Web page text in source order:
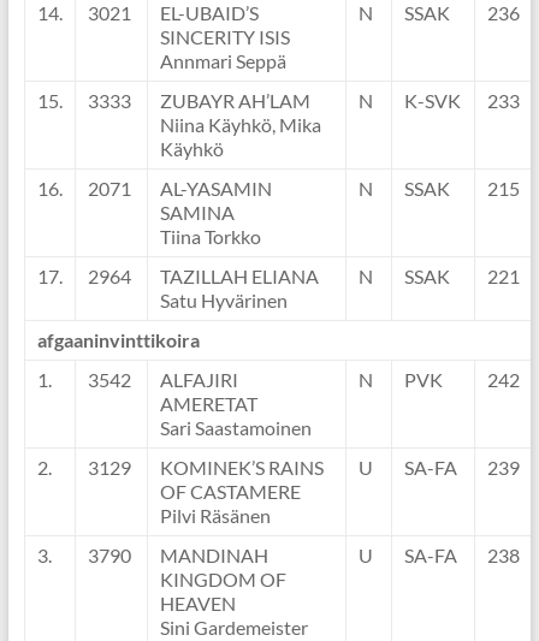
14. 3021
EL-UBAID’S
SINCERITY ISIS
Annmari Seppä
N SSAK 236
15. 3333
ZUBAYR AH’LAM
Niina Käyhkö, Mika
Käyhkö
N K-SVK 233
16. 2071
AL-YASAMIN
SAMINA
Tiina Torkko
N SSAK 215
17. 2964
TAZILLAH ELIANA
Satu Hyvärinen
N SSAK 221
afgaaninvinttikoira
1.
3542
ALFAJIRI
AMERETAT
Sari Saastamoinen
N PVK 242
2. 3129
KOMINEK’S RAINS
OF CASTAMERE
Pilvi Räsänen
U SA-FA 239
3. 3790
MANDINAH
KINGDOM OF
HEAVEN
Sini Gardemeister
U SA-FA 238